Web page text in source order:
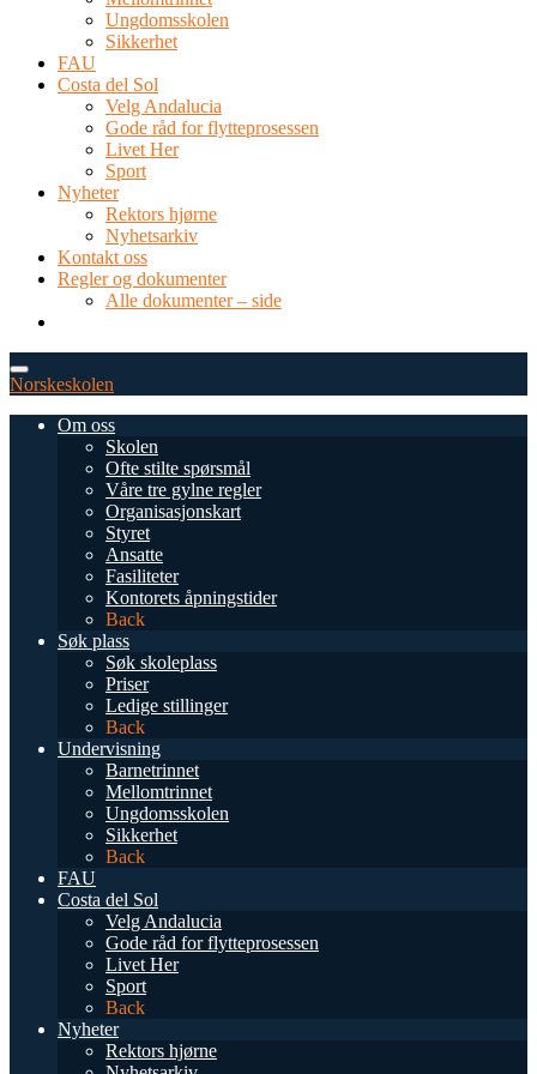
Ungdomsskolen
Sikkerhet
FAU
Costa del Sol
Velg Andalucia
Gode råd for flytteprosessen
Livet Her
Sport
Nyheter
Rektors hjørne
Nyhetsarkiv
Kontakt oss
Regler og dokumenter
Alle dokumenter – side
Norskeskolen
Om oss
Skolen
Ofte stilte spørsmål
Våre tre gylne regler
Organisasjonskart
Styret
Ansatte
Fasiliteter
Kontorets åpningstider
Back
Søk plass
Søk skoleplass
Priser
Ledige stillinger
Back
Undervisning
Barnetrinnet
Mellomtrinnet
Ungdomsskolen
Sikkerhet
Back
FAU
Costa del Sol
Velg Andalucia
Gode råd for flytteprosessen
Livet Her
Sport
Back
Nyheter
Rektors hjørne